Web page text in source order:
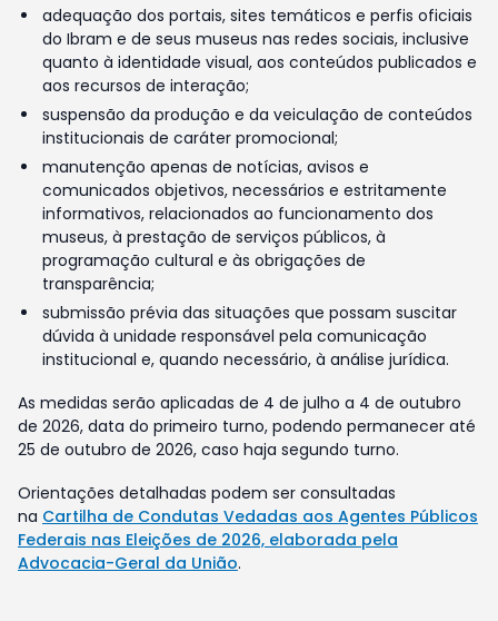
adequação dos portais, sites temáticos e perfis oficiais
do Ibram e de seus museus nas redes sociais, inclusive
quanto à identidade visual, aos conteúdos publicados e
aos recursos de interação;
suspensão da produção e da veiculação de conteúdos
institucionais de caráter promocional;
manutenção apenas de notícias, avisos e
comunicados objetivos, necessários e estritamente
informativos, relacionados ao funcionamento dos
museus, à prestação de serviços públicos, à
programação cultural e às obrigações de
transparência;
submissão prévia das situações que possam suscitar
dúvida à unidade responsável pela comunicação
institucional e, quando necessário, à análise jurídica.
As medidas serão aplicadas de 4 de julho a 4 de outubro
de 2026, data do primeiro turno, podendo permanecer até
25 de outubro de 2026, caso haja segundo turno.
Orientações detalhadas podem ser consultadas
na Cartilha de Condutas Vedadas aos Agentes Públicos
Federais nas Eleições de 2026, elaborada pela
Advocacia-Geral da União.